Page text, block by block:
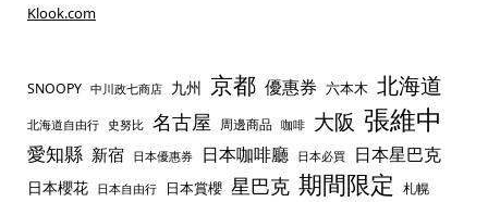
Klook.com
SNOOPY 中川政七商店 九州 京都 優惠券 六本木 北海道
北海道自由行 史努比 名古屋 周邊商品 咖啡 大阪 張維中
愛知縣 新宿 日本優惠券 日本咖啡廳 日本必買 日本星巴克
日本櫻花 日本自由行 日本賞櫻 星巴克 期間限定 札幌